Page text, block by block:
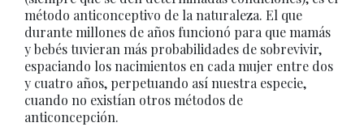
método anticonceptivo de la naturaleza. El que
durante millones de años funcionó para que mamás
y bebés tuvieran más probabilidades de sobrevivir,
espaciando los nacimientos en cada mujer entre dos
y cuatro años, perpetuando así nuestra especie,
cuando no existían otros métodos de
anticoncepción.